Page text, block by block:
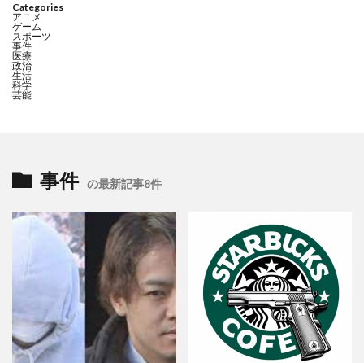
Categories
アニメ
ゲーム
スポーツ
事件
医療
政治
生活
科学
芸能
事件 の最新記事8件